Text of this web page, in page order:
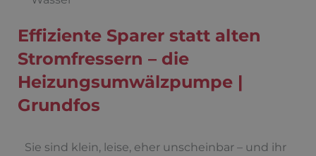
Effiziente Sparer statt alten
Stromfressern – die
Heizungsumwälzpumpe |
Grundfos
Sie sind klein, leise, eher unscheinbar – und ihr